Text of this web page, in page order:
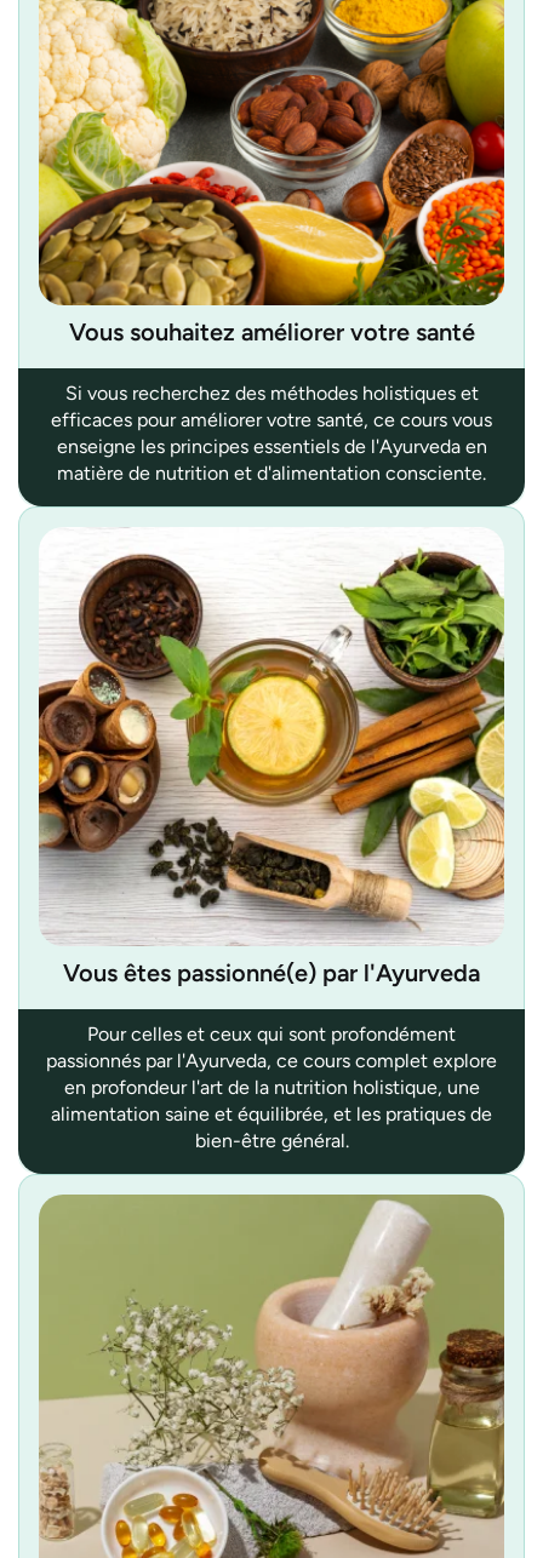
Vous souhaitez améliorer votre santé
Si vous recherchez des méthodes holistiques et
efficaces pour améliorer votre santé, ce cours vous
enseigne les principes essentiels de l'Ayurveda en
matière de nutrition et d'alimentation consciente.
Vous êtes passionné(e) par l'Ayurveda
Pour celles et ceux qui sont profondément
passionnés par l'Ayurveda, ce cours complet explore
en profondeur l'art de la nutrition holistique, une
alimentation saine et équilibrée, et les pratiques de
bien-être général.